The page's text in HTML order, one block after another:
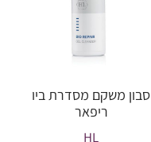
סבון משקם מסדרת ביו
ריפאר
HL